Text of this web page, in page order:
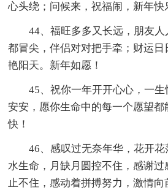
心头绕；问候来，祝福闹，新年快
44、福旺多多又长远，朋友
都冒尖，伴侣对对把手牵；财运
艳阳天。新年如愿！
45、祝你一年开开心心，一
安安，愿你生命中的每一个愿望
快！
46、感叹过无奈年华，花开
水生命，月缺月圆控不住，感谢
止不住，感动着拼搏努力，激情向